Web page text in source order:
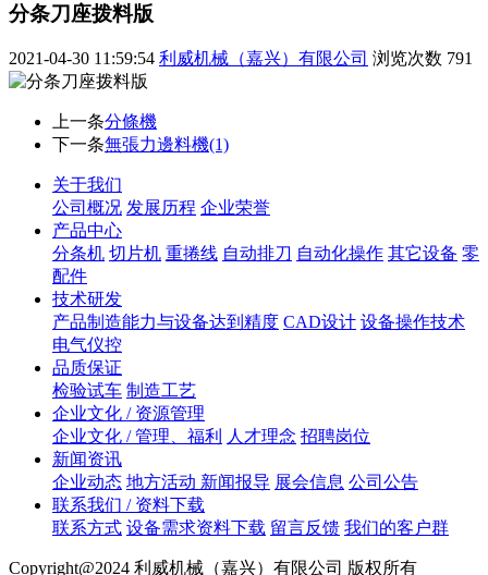
分条刀座拨料版
2021-04-30 11:59:54 利威机械（嘉兴）有限公司 浏览次数 791
上一条分條機
下一条無張力邊料機(1)
关于我们
公司概况 发展历程 企业荣誉
产品中心
分条机 切片机 重捲线 自动排刀 自动化操作 其它设备 零
配件
技术研发
产品制造能力与设备达到精度 CAD设计 设备操作技术
电气仪控
品质保证
检验试车 制造工艺
企业文化 / 资源管理
企业文化 / 管理、福利
人才理念 招聘岗位
新闻资讯
企业动态 地方活动 新闻报导 展会信息 公司公告
联系我们 / 资料下载
联系方式 设备需求资料下载 留言反馈 我们的客户群
Copyright@2024 利威机械（嘉兴）有限公司 版权所有